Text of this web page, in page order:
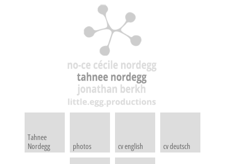
Tahnee
Nordegg
photos cv english cv deutsch